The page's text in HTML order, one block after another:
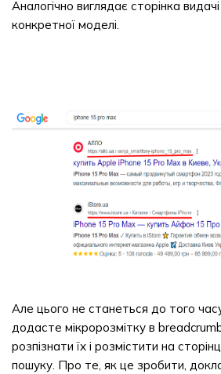
Аналогічно виглядає сторінка
конкретної моделі.
Але цього не станеться до того
додасте мікророзмітку в
розпізнати їх і розмістити на
пошуку. Про те, як це зробити,